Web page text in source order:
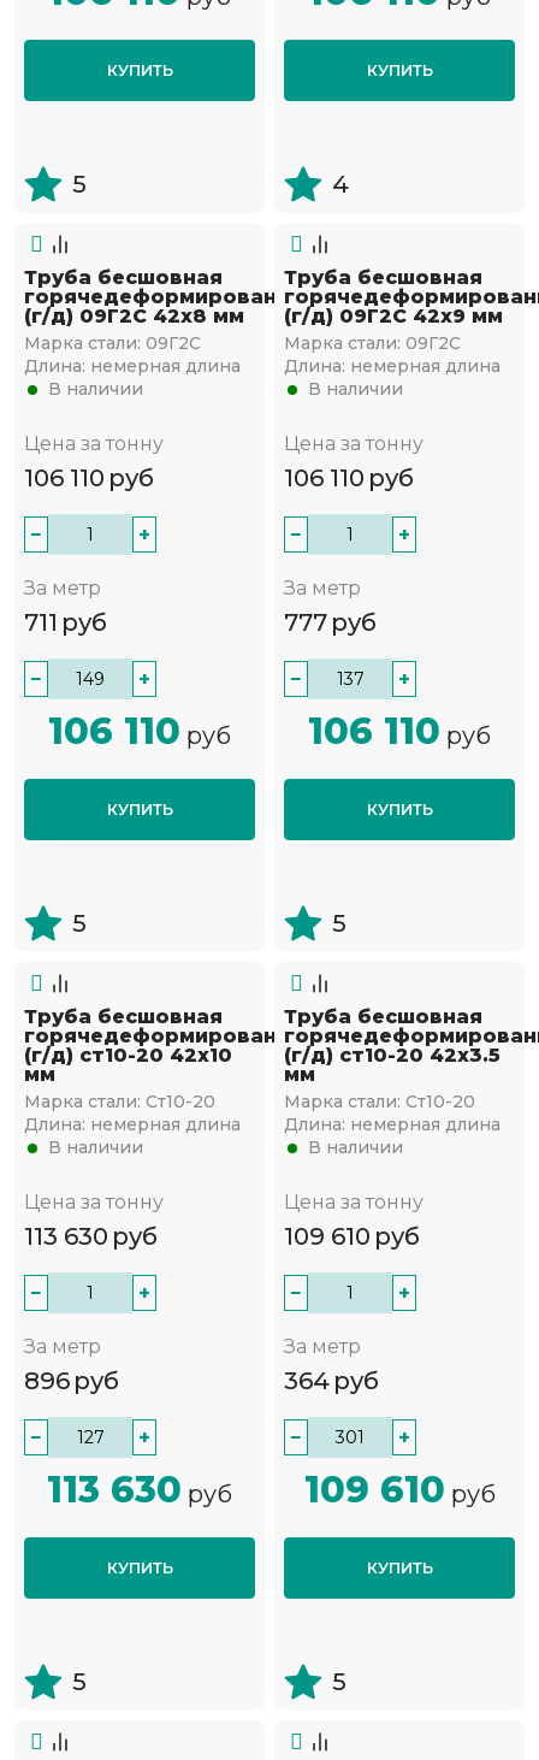
КУПИТЬ
5
КУПИТЬ
4
Труба бесшовная
горячедеформированная
(г/д) 09Г2С 42х8 мм
Марка стали: 09Г2С
Длина: немерная длина
В наличии
Цена за тонну
106 110 руб
− +
За метр
711 руб
− +
106 110 руб
КУПИТЬ
5
Труба бесшовная
(г/д) 09Г2С 42х9 мм
Марка стали: 09Г2С
Длина: немерная длина
В наличии
Цена за тонну
106 110 руб
− +
За метр
777 руб
− +
106 110 руб
КУПИТЬ
5
Труба бесшовная
горячедеформированная
(г/д) ст10-20 42х10
мм
Марка стали: Ст10-20
Длина: немерная длина
В наличии
Цена за тонну
113 630 руб
− +
За метр
896 руб
− +
113 630 руб
КУПИТЬ
5
Труба бесшовная
(г/д) ст10-20 42х3.5
мм
Марка стали: Ст10-20
Длина: немерная длина
В наличии
Цена за тонну
109 610 руб
− +
За метр
364 руб
− +
109 610 руб
КУПИТЬ
5